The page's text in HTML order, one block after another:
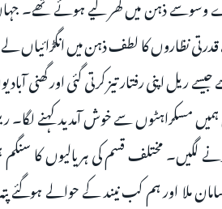
نظاروں کا لطف ذہن میں انگڑائیاں لے
ریل اپنی رفتار تیز کرتی گئی اور گھنی
مسکراہٹوں سے خوش آمدید کہنے
مختلف قسم کی ہریالیوں کا سنگم
ملا اور ہم کب نیند کے حوالے